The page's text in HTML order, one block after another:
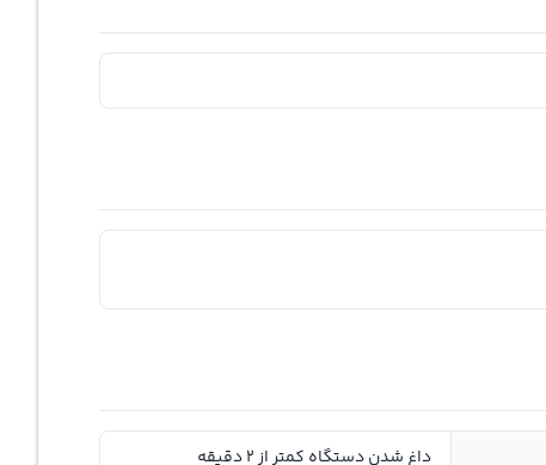
داغ شدن دستگاه کمتر از 2 دقیقه